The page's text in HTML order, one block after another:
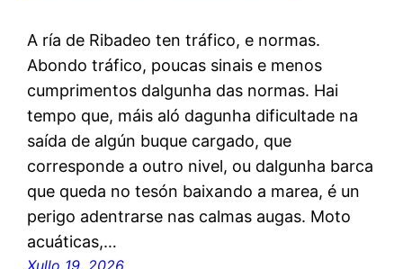
A ría de Ribadeo ten tráfico, e normas.
Abondo tráfico, poucas sinais e menos
cumprimentos dalgunha das normas. Hai
tempo que, máis aló dagunha dificultade na
saída de algún buque cargado, que
corresponde a outro nivel, ou dalgunha barca
que queda no tesón baixando a marea, é un
perigo adentrarse nas calmas augas. Moto
acuáticas,…